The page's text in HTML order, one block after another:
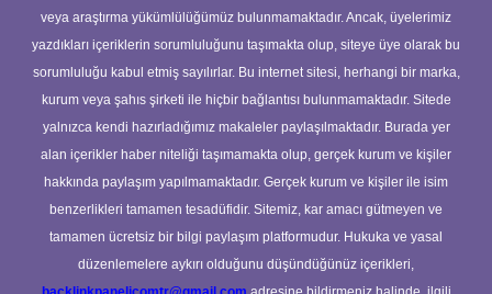
veya araştırma yükümlülüğümüz bulunmamaktadır. Ancak, üyelerimiz
yazdıkları içeriklerin sorumluluğunu taşımakta olup, siteye üye olarak bu
sorumluluğu kabul etmiş sayılırlar. Bu internet sitesi, herhangi bir marka,
kurum veya şahıs şirketi ile hiçbir bağlantısı bulunmamaktadır. Sitede
yalnızca kendi hazırladığımız makaleler paylaşılmaktadır. Burada yer
alan içerikler haber niteliği taşımamakta olup, gerçek kurum ve kişiler
hakkında paylaşım yapılmamaktadır. Gerçek kurum ve kişiler ile isim
benzerlikleri tamamen tesadüfidir. Sitemiz, kar amacı gütmeyen ve
tamamen ücretsiz bir bilgi paylaşım platformudur. Hukuka ve yasal
düzenlemelere aykırı olduğunu düşündüğünüz içerikleri,